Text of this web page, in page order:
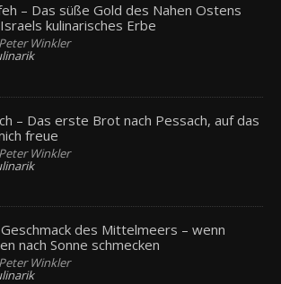
– Das süße Gold des Nahen Ostens
kulinarisches Erbe
Winkler
– Das erste Brot nach Pessach, auf das
freue
Winkler
des Mittelmeers – wenn
nach Sonne schmecken
Winkler